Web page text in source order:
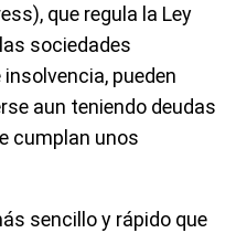
que regula la Ley
sociedades
pueden
aun teniendo deudas
cumplan unos
sencillo y rápido que